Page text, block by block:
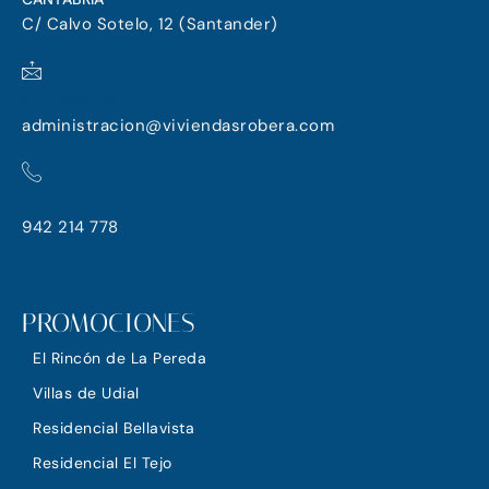
C/ Calvo Sotelo, 12 (Santander)
administracion@viviendasrobera.com
942 214 778
PROMOCIONES
El Rincón de La Pereda
Villas de Udial
Residencial Bellavista
Residencial El Tejo